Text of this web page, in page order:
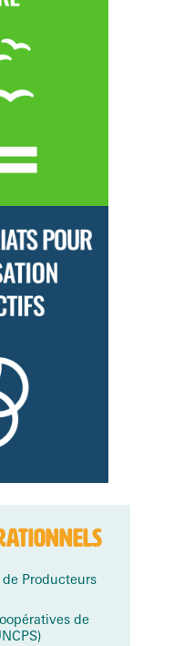
Producteurs
de